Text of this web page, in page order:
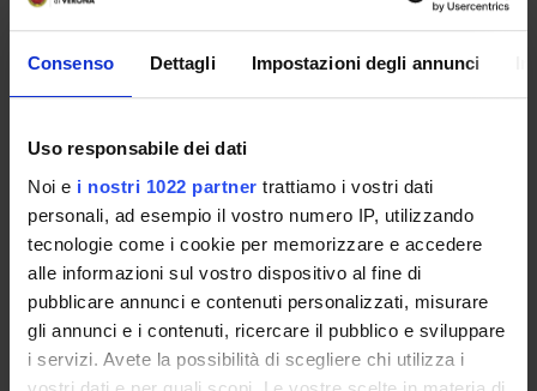
Consenso Dettagli Impostazioni degli annunci
Uso responsabile dei dati
Noi e i nostri 1022 partner trattiamo i vostri dati
personali, ad esempio il vostro numero IP, utilizzando
tecnologie come i cookie per memorizzare e accedere
alle informazioni sul vostro dispositivo al fine di
pubblicare annunci e contenuti personalizzati, misurare
gli annunci e i contenuti, ricercare il pubblico e sviluppare
i servizi. Avete la possibilità di scegliere chi utilizza i
equations.
DOTTORATI, MASTER E FORMAZIONE SUPERIORE
Contatti
Persone
Luoghi